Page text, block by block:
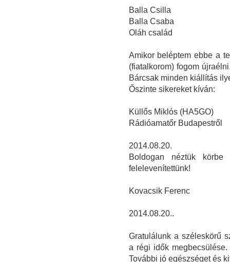
Balla Csilla
Balla Csaba
Oláh család
Amikor beléptem ebbe a
(fiatalkorom) fogom
Bárcsak minden kiállítás
Őszinte sikereket kíván:
Küllős Miklós (HA5GO)
Rádióamatőr Budapestről
2014.08.20.
Boldogan néztük
felelevenítettünk!
Kovacsik Ferenc
2014.08.20..
Gratulálunk a széleskörű
a régi idők
További jó egészséget és